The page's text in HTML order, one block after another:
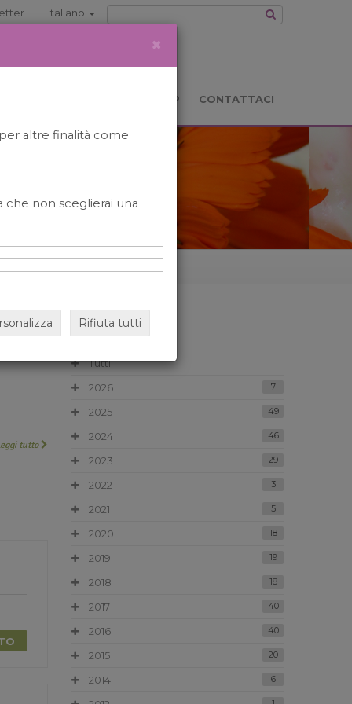
Italiano
BOOKSHOP CONTATTACI
tutto
ARCHIVIO
Tutti
2026
7
2025 49
2024 46
2023 29
2022 3
2021 5
2020 18
2019 19
2018 18
2017 40
2016 40
2015 20
2014 6
×
altre finalità come
che non sceglierai una
Rifiuta tutti